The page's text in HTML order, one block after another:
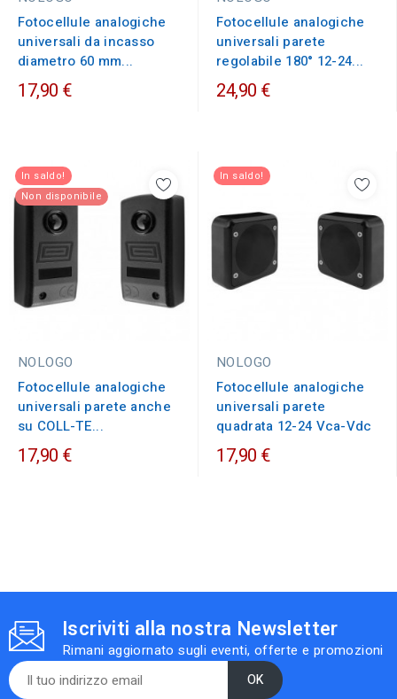
Fotocellule analogiche
universali da incasso
diametro 60 mm...
17,90 €
Fotocellule analogiche
universali parete
regolabile 180° 12-24...
24,90 €
In saldo!
Non disponibile
NOLOGO
Fotocellule analogiche
universali parete anche
su COLL-TE...
17,90 €
In saldo!
NOLOGO
Fotocellule analogiche
universali parete
quadrata 12-24 Vca-Vdc
17,90 €
Iscriviti alla nostra Newsletter
Rimani aggiornato sugli eventi, offerte e promozioni